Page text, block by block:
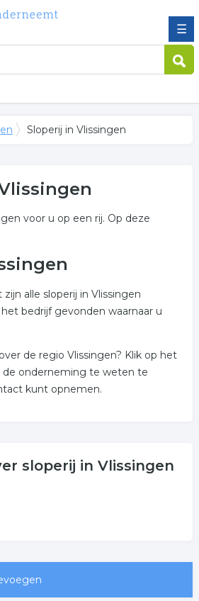
☰
Sloperij in Vlissingen
voor u op een rij. Op deze
alle sloperij in Vlissingen
bedrijf gevonden waarnaar u
de regio Vlissingen? Klik op het
onderneming te weten te
kunt opnemen.
sloperij in Vlissingen